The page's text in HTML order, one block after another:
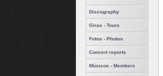
Discography
Giras - Tours
Fotos - Photos
Concert reports
Músicos - Members